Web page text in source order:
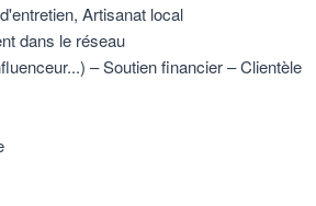
Artisanat local
dans le réseau
– Soutien financier – Clientèle